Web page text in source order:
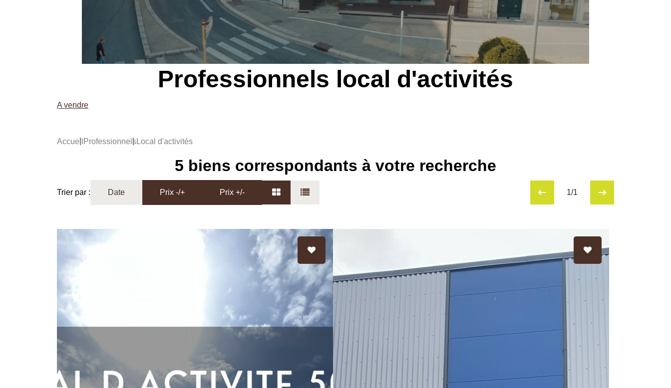
Professionnels local d'activités
A vendre
Accueil ProfessionnelsLocal d'activités
5 biens correspondants à votre recherche
Trier par : Date Prix -/+ Prix +/- 1/1